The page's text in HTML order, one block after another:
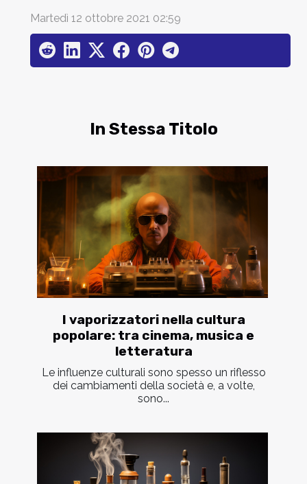
In Stessa Titolo
I vaporizzatori nella cultura
popolare: tra cinema, musica e
letteratura
Le influenze culturali sono spesso un riflesso
dei cambiamenti della società e, a volte,
sono...
Martedì 12 ottobre 2021 02:59